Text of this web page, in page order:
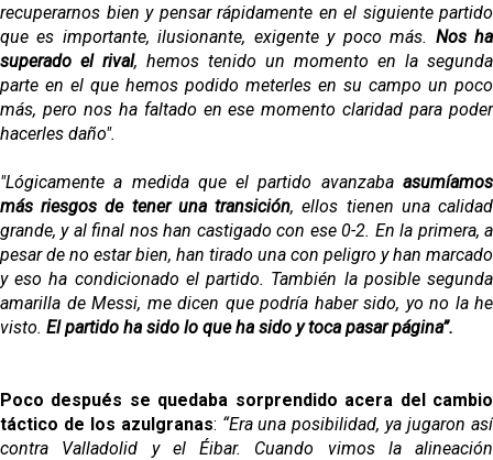
recuperarnos bien y pensar rápidamente en el siguiente partido
que es importante, ilusionante, exigente y poco más. Nos ha
superado el rival, hemos tenido un momento en la segunda
parte en el que hemos podido meterles en su campo un poco
más, pero nos ha faltado en ese momento claridad para poder
hacerles daño".
"Lógicamente a medida que el partido avanzaba asumíamos
más riesgos de tener una transición, ellos tienen una calidad
grande, y al final nos han castigado con ese 0-2. En la primera, a
pesar de no estar bien, han tirado una con peligro y han marcado
y eso ha condicionado el partido. También la posible segunda
amarilla de Messi, me dicen que podría haber sido, yo no la he
visto. El partido ha sido lo que ha sido y toca pasar página”.
Poco después se quedaba sorprendido acera del cambio
táctico de los azulgranas: “Era una posibilidad, ya jugaron así
contra Valladolid y el Éibar. Cuando vimos la alineación